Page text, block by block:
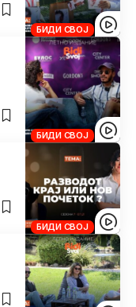
БИДИ СВОЈ
БИДИ СВОЈ
БИДИ СВОЈ